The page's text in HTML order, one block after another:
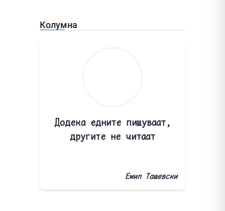
Колумна
Додека едните пишуваат,
другите не читаат
Емил Ташевски